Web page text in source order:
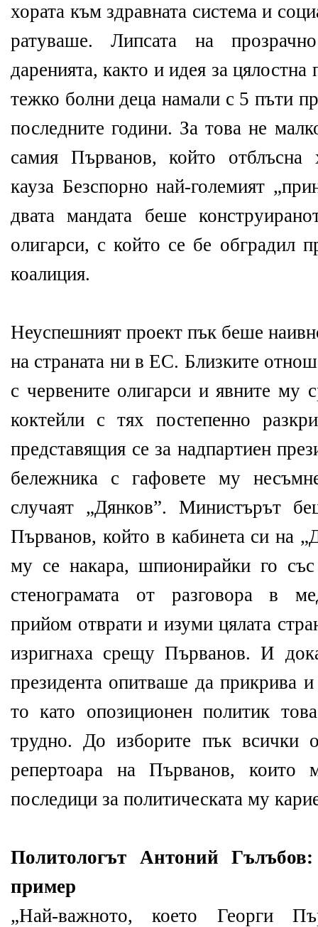
хората към здравната система и
ратуваше. Липсата на
даренията, както и идея за цялостна
тежко болни деца намали с 5 пъти
последните години. За това не
самия Първанов, който отблъсна
кауза Безспорно най-големият
двата мандата беше
олигарси, с който се бе обградил
коалиция.
Неуспешният проект пък беше
на страната ни в ЕС. Близките
с червените олигарси и явните
коктейли с тях постепенно
представящия се за надпартиен
бележника с гафовете му
случаят „Дянков”. Министърът
Първанов, който в кабинета си на
му се накара, шпионирайки го
стенограмата от разговора в
прийом отврати и изуми цялата
изригнаха срещу Първанов. И
президента опитваше да прикрива
то като опозиционен политик
трудно. До изборите пък всички
репертоара на Първанов, които
последици за политическата му
Политологът Антоний
пример
„Най-важното, което Георги